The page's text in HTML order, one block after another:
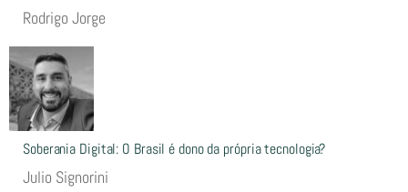
Rodrigo Jorge
Soberania Digital: O Brasil é dono da própria tecnologia?
Julio Signorini